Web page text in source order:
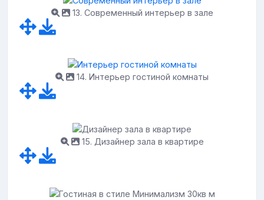
13. Современный интерьер в зале
14. Интерьер гостиной комнаты
15. Дизайнер зала в квартире